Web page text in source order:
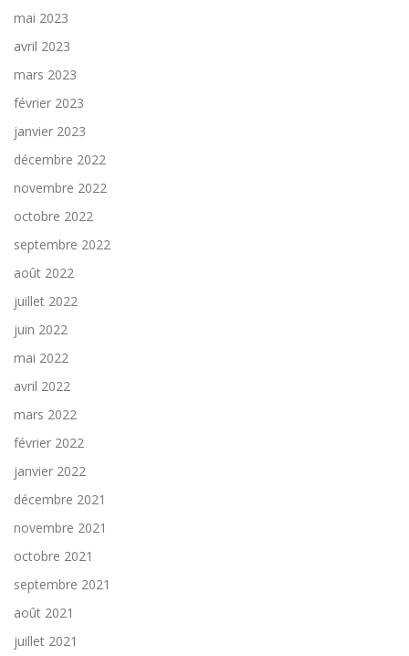
mai 2023
avril 2023
mars 2023
février 2023
janvier 2023
décembre 2022
novembre 2022
octobre 2022
septembre 2022
août 2022
juillet 2022
juin 2022
mai 2022
avril 2022
mars 2022
février 2022
janvier 2022
décembre 2021
novembre 2021
octobre 2021
septembre 2021
août 2021
juillet 2021